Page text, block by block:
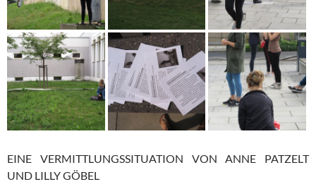
EINE VERMITTLUNGSSITUATION VON ANNE PATZELT
UND LILLY GÖBEL